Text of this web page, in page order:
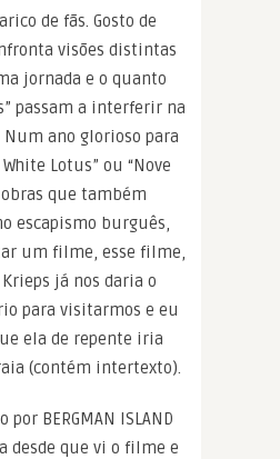
de fãs. Gosto de
visões distintas
jornada e o quanto
passam a interferir na
Num ano glorioso para
Lotus” ou “Nove
obras que também
escapismo burguês,
um filme, esse filme,
já nos daria o
para visitarmos e eu
ela de repente iria
(contém intertexto).
BERGMAN ISLAND
desde que vi o filme e